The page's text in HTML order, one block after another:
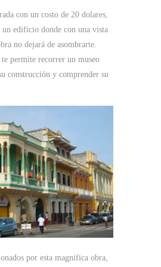
con un costo de 20 dolares,
un edificio donde con una vista
no dejará de asombrarte.
te permite recorrer un museo
construcción y comprender su
por esta magnifica obra,